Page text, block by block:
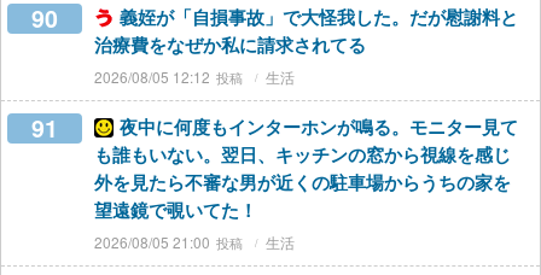
90
義姪が「自損事故」で大怪我した。だが慰謝料と
治療費をなぜか私に請求されてる
2026/08/05 12:12 生活
91
夜中に何度もインターホンが鳴る。モニター見て
も誰もいない。翌日、キッチンの窓から視線を感じ
外を見たら不審な男が近くの駐車場からうちの家を
望遠鏡で覗いてた！
2026/08/05 21:00 生活